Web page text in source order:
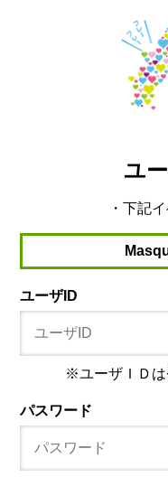
ユ
・下記
ユーザID
※ユーザＩＤは
パスワード